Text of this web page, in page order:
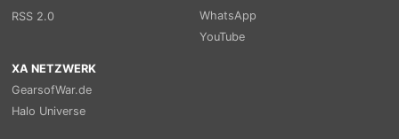
RSS 2.0
WhatsApp
YouTube
XA NETZWERK
GearsofWar.de
Halo Universe